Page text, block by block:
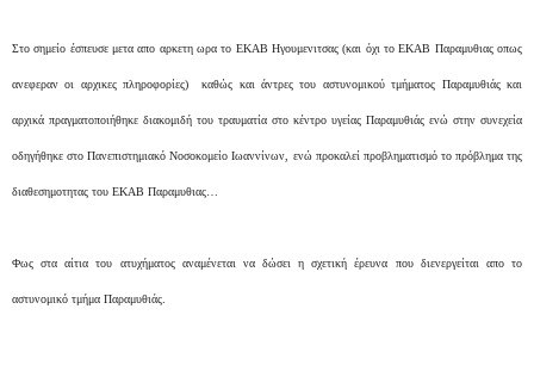
Στο σημείο έσπευσε μετα απο αρκετη ωρα το ΕΚΑΒ Ηγουμενιτσας (και όχι το ΕΚΑΒ Παραμυθιας οπως
ανεφεραν οι αρχικες πληροφορίες) καθώς και άντρες του αστυνομικού τμήματος Παραμυθιάς και
αρχικά πραγματοποιήθηκε διακομιδή του τραυματία στο κέντρο υγείας Παραμυθιάς ενώ στην συνεχεία
οδηγήθηκε στο Πανεπιστημιακό Νοσοκομείο Ιωαννίνων, ενώ προκαλεί προβληματισμό το πρόβλημα της
διαθεσημοτητας του ΕΚΑΒ Παραμυθιας…
Φως στα αίτια του ατυχήματος αναμένεται να δώσει η σχετική έρευνα που διενεργείται απο το
αστυνομικό τμήμα Παραμυθιάς.